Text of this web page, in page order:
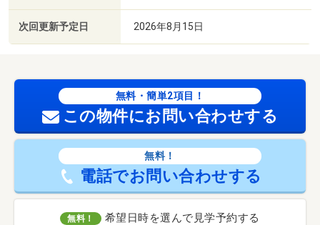
次回更新予定日 2026年8月15日
無料・簡単2項目！
この物件にお問い合わせする
無料！
電話でお問い合わせする
無料！ 希望日時を選んで見学予約する